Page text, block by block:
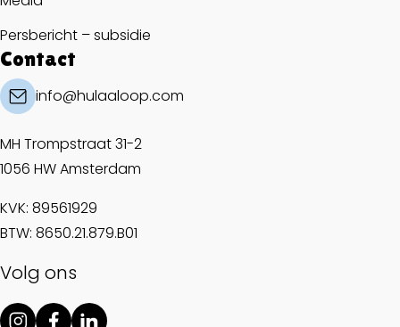
Persbericht – subsidie
Contact
info@hulaaloop.com
MH Trompstraat 31-2
1056 HW Amsterdam
KVK: 89561929
BTW: 8650.21.879.B01
Volg ons